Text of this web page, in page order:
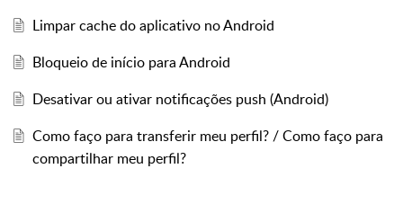
Limpar cache do aplicativo no Android
Bloqueio de início para Android
Desativar ou ativar notificações push (Android)
Como faço para transferir meu perfil? / Como faço para
compartilhar meu perfil?